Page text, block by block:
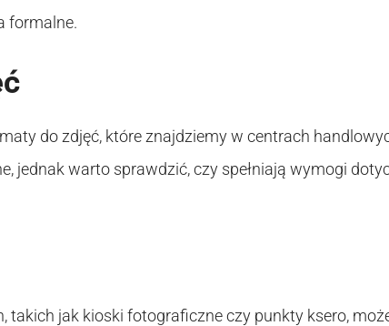
formalne.
do zdjęć, które znajdziemy w centrach
jednak warto sprawdzić, czy spełniają wymogi
takich jak kioski fotograficzne czy punkty ksero,